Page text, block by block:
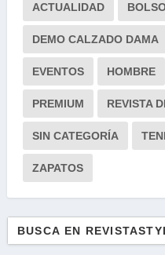
ACTUALIDAD
DEMO CALZADO DAMA
EVENTOS HOMBRE
PREMIUM REVISTA
SIN CATEGORÍA
ZAPATOS
Buscar: